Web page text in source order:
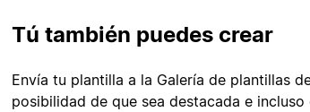
Tú también puedes crear
Envía tu plantilla a la Galería de plantillas
posibilidad de que sea destacada e